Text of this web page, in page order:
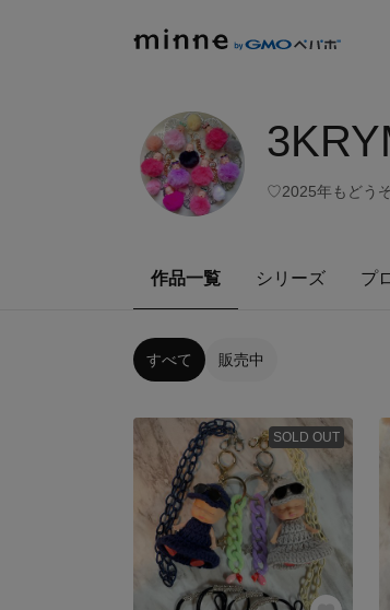
♡2025年もどう
作品一覧 シリーズ プ
すべて 販売中
SOLD OUT